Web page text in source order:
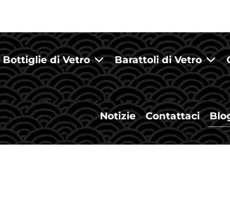
Bottiglie di Vetro Barattoli di Vetro
Notizie Contattaci